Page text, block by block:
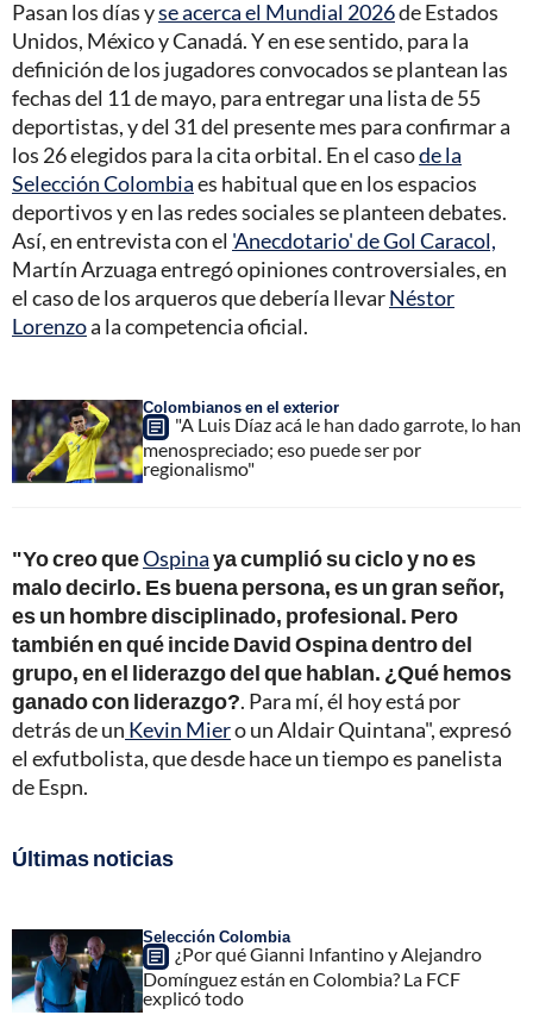
Pasan los días yse acerca el Mundial 2026de Estados
Unidos, México y Canadá. Y en ese sentido, para la
definición de los jugadores convocados se plantean las
fechas del 11 de mayo, para entregar una lista de 55
deportistas, y del 31 del presente mes para confirmar a
los 26 elegidos para la cita orbital. En el casode la
Selección Colombiaes habitual que en los espacios
deportivos y en las redes sociales se planteen debates.
Así, en entrevista con el 'Anecdotario' de Gol Caracol,
Martín Arzuaga entregó opiniones controversiales, en
el caso de los arqueros que debería llevarNéstor
Lorenzoa la competencia oficial.
Colombianos en el exterior
"A Luis Díaz acá le han dado garrote, lo han
menospreciado; eso puede ser por
regionalismo"
"Yo creo queOspinaya cumplió su ciclo y no es
malo decirlo. Es buena persona, es un gran señor,
es un hombre disciplinado, profesional. Pero
también en qué incide David Ospina dentro del
grupo, en el liderazgo del que hablan. ¿Qué hemos
ganado con liderazgo?. Para mí, él hoy está por
detrás de un Kevin Miero un Aldair Quintana", expresó
el exfutbolista, que desde hace un tiempo es panelista
de Espn.
Últimas noticias
Selección Colombia
¿Por qué Gianni Infantino y Alejandro
Domínguez están en Colombia? La FCF
explicó todo